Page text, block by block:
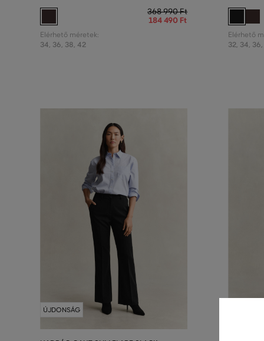
368 990 Ft
184 490 Ft
Elérhető méretek:
34, 36, 38, 42
Elérhető
32, 34, 36,
ÚJDONSÁG